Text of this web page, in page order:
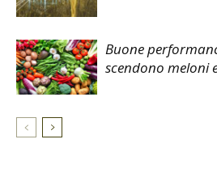
Buone
scendono meloni